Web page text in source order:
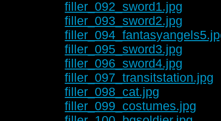
filler_092_sword1.jpg
filler_093_sword2.jpg
filler_095_sword3.jpg
filler_096_sword4.jpg
filler_097_transitstation.jpg
filler_098_cat.jpg
filler_099_costumes.jpg